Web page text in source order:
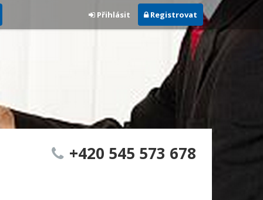
Přihlásit Registrovat
+420 545 573 678